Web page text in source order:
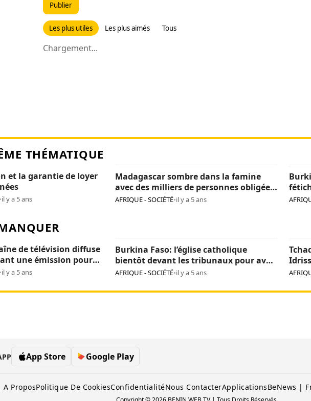
Publier
Les plus utiles Les plus aimés Tous
Chargement...
THÉMATIQUE
et la garantie de loyer
•il y a 5 ans
Madagascar sombre dans la famine
avec des milliers de personnes obligées
de manger des criquets
AFRIQUE - SOCIÉTÉ•il y a 5 ans
de télévision diffuse
une émission pour
•il y a 5 ans
Burkina Faso: l’église catholique
bientôt devant les tribunaux pour avoir
incinéré des fétiches
AFRIQUE - SOCIÉTÉ•il y a 5 ans
App Store Google Play
A ProposPolitique De CookiesConfidentialitéNous ContacterApplicationsBeNews |